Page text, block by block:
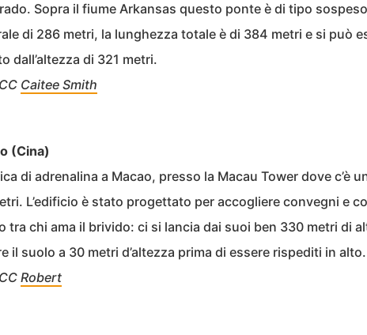
Sopra il fiume Arkansas questo ponte è di tipo
di 286 metri, la lunghezza totale è di 384 metri e si può
dall’altezza di 321 metri.
Caitee Smith
(Cina)
di adrenalina a Macao, presso la Macau Tower dove c’è
L’edificio è stato progettato per accogliere convegni e
tra chi ama il brivido: ci si lancia dai suoi ben 330 metri di
il suolo a 30 metri d’altezza prima di essere rispediti in alto.
Robert